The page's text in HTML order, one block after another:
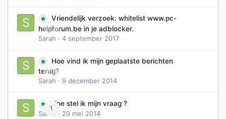
0
Vriendelijk verzoek: whitelist www.pc-
helpforum.be in je adblocker.
Sarah · 4 september 2017
0
Hoe vind ik mijn geplaatste berichten
terug?
Sarah · 9 december 2014
1
Hoe stel ik mijn vraag ?
Sarah
· 29 mei 2014